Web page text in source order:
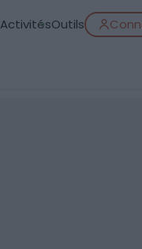
ActivitésOutils